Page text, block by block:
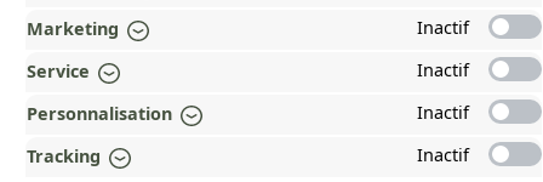
PAYMENT AND SHIPPING METHODS
RÉCOMPENSÉ ET CERTIFIÉ !
POURQUOI HEAD&NATURE ?
Marketing
Inactif
Service
Inactif
Personnalisation
Inactif
Tracking
Inactif